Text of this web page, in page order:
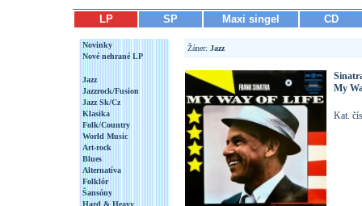
LP SP Maxi singel CD
Novinky
Nové nehrané LP
Jazz
Jazzrock/Fusion
Jazz Sk/Cz
Klasika
Folk/Country
World Music
Art-rock
Blues
Alternatíva
Folklór
Šansóny
Hard & Heavy
Žáner: Jazz
My
Kat.